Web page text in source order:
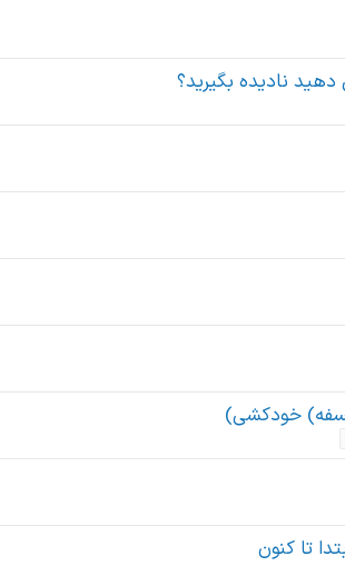
نادیده بگیرید؟
تا کنون